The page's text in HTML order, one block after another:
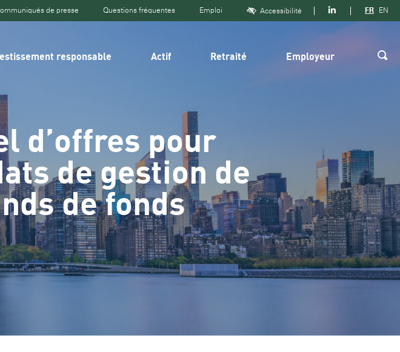
de presse Questions fréquentes Emploi Accessibilité
Suivre
FR EN
responsable Actif Retraité Employeur
d’offres pour
de gestion de
de fonds